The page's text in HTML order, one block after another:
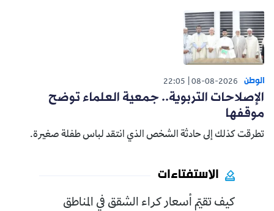
الوطن 08-08-2026
22:05
الإصلاحات التربوية.. جمعية العلماء توضح
موقفها
تطرقت كذلك إلى حادثة الشخص الذي انتقد لباس طفلة صغيرة.
الاستفتاءات
كيف تقيّم أسعار كراء الشقق في المناطق